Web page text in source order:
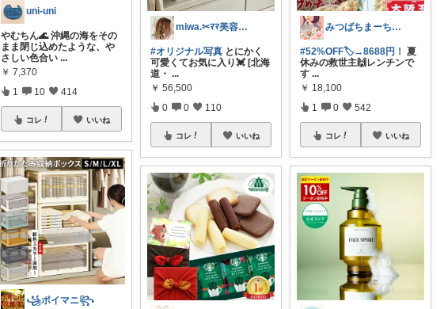
uni-uni
やむちん🌊 沖縄の海をその
まま閉じ込めたような、や
さしい色合い ...
￥ 7,370
1 10 414
コレ いいね
꧁ポイマニ꧂
miwa.✂︎ﾏﾏ美容師💎
#オリジナル写真 とにかく
可愛くてお気に入り💓 [北海
道・ ...
￥ 56,500
0 0 110
コレ いいね
みつばちまーちᵀᴴᴬᴺᴷ ᵞᴼᵁ ◡̈*
#52%OFF🏷️→8688円！ 夏
休みの救世主🙌レンチンで
す ...
￥ 18,100
1 0 542
コレ いいね